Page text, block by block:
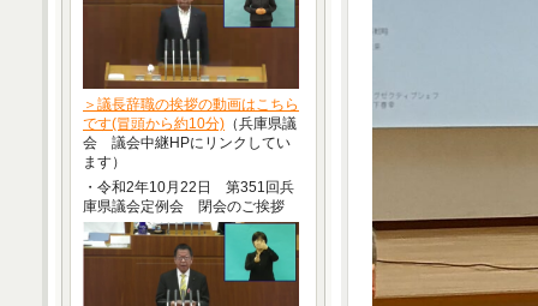
＞議長辞職の挨拶の動画はこちら
です(冒頭から約10分) （兵庫県議
会 議会中継HPにリンクしてい
ます）
・令和2年10月22日 第351回兵
庫県議会定例会 閉会のご挨拶